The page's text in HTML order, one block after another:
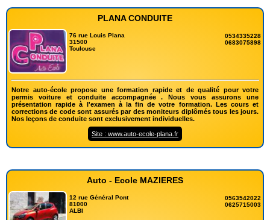
PLANA CONDUITE
76 rue Louis Plana
31500
Toulouse
0534335228
0683075898
Notre auto-école propose une formation rapide et de qualité pour votre
permis voiture et conduite accompagnée . Nous vous assurons une
présentation rapide à l'examen à la fin de votre formation. Les cours et
corrections de code sont assurés par des moniteurs diplômés tous les jours.
Nos leçons de conduite sont exclusivement individuelles.
Site : www.auto-ecole-plana.fr
Auto - Ecole MAZIERES
12 rue Général Pont
81000
ALBI
0563542022
0625715003